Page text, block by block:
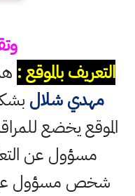
التعريف بالموقع :
مهدي شلال
الموقع يخضع
مسؤول عن
شخص مسؤول عن